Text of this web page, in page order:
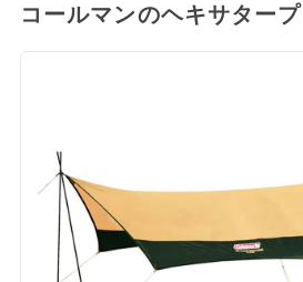
コールマンのヘキサタープ